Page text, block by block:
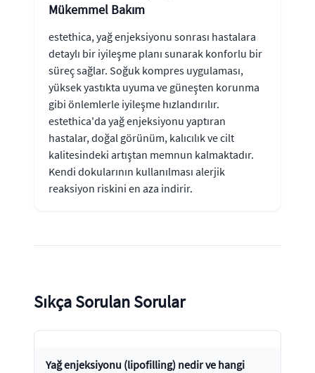
Mükemmel Bakım
estethica, yağ enjeksiyonu sonrası hastalara
detaylı bir iyileşme planı sunarak konforlu bir
süreç sağlar. Soğuk kompres uygulaması,
yüksek yastıkta uyuma ve güneşten korunma
gibi önlemlerle iyileşme hızlandırılır.
estethica'da yağ enjeksiyonu yaptıran
hastalar, doğal görünüm, kalıcılık ve cilt
kalitesindeki artıştan memnun kalmaktadır.
Kendi dokularının kullanılması alerjik
reaksiyon riskini en aza indirir.
Sıkça Sorulan Sorular
Yağ enjeksiyonu (lipofilling) nedir ve hangi